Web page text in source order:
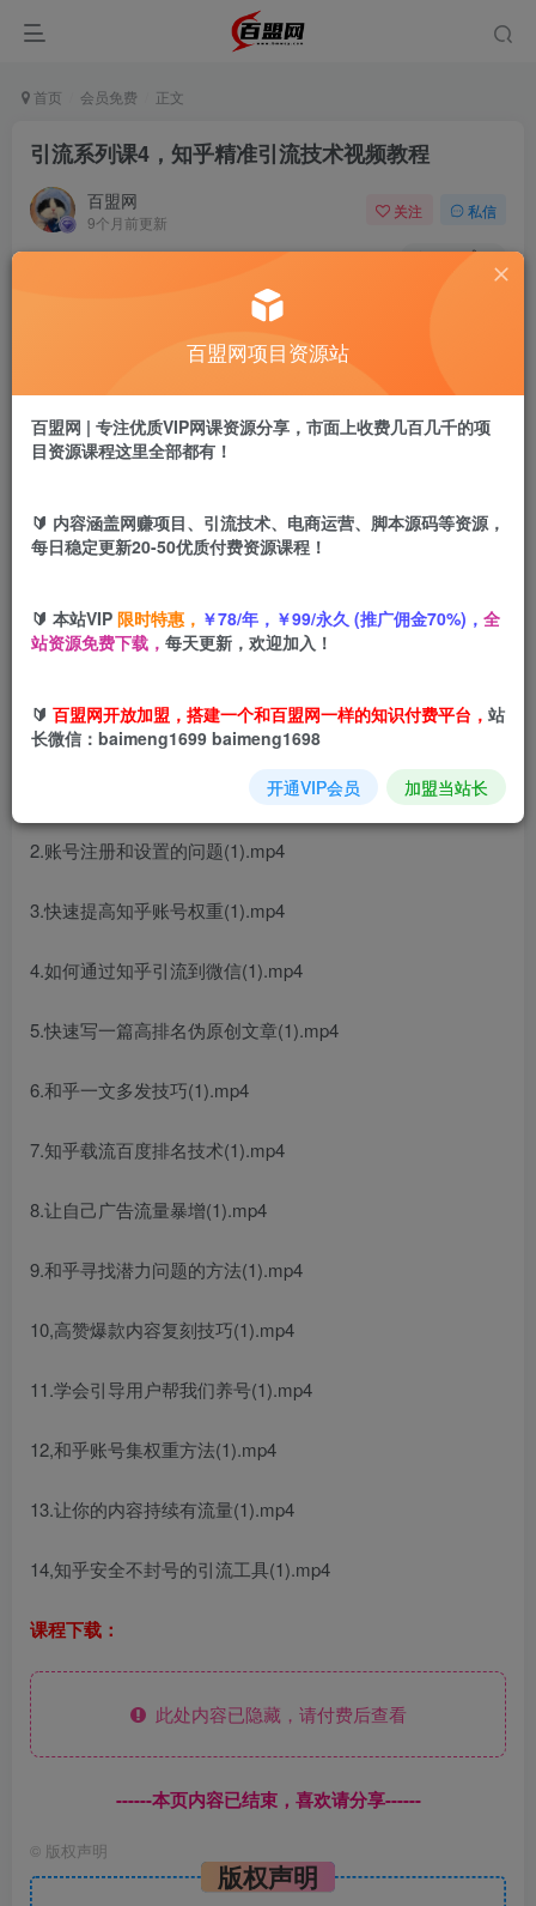
首页 会员免费 正文
引流系列课4，知乎精准引流技术视频教程
百盟网
9个月前更新
关注 私信
129 7
引流系列课4，知乎精准引流技术视频教程
此内容为付费阅读，请付费后查看
9.9
年卡会员免费
您当前未登录！建议登陆后购买，可保存购买订单
引流系列课4，知乎精准引流技术视频教程
课程内容：
2.账号注册和设置的问题(1).mp4
3.快速提高知乎账号权重(1).mp4
4.如何通过知乎引流到微信(1).mp4
5.快速写一篇高排名伪原创文章(1).mp4
6.和乎一文多发技巧(1).mp4
7.知乎载流百度排名技术(1).mp4
8.让自己广告流量暴增(1).mp4
9.和乎寻找潜力问题的方法(1).mp4
10,高赞爆款内容复刻技巧(1).mp4
11.学会引导用户帮我们养号(1).mp4
12,和乎账号集权重方法(1).mp4
13.让你的内容持续有流量(1).mp4
14,知乎安全不封号的引流工具(1).mp4
课程下载：
此处内容已隐藏，请付费后查看
------本页内容已结束，喜欢请分享------
© 版权声明
版权声明
百盟网项目资源站
百盟网 | 专注优质VIP网课资源分享，市面上收费几百几千的项
目资源课程这里全部都有！
🔰 内容涵盖网赚项目、引流技术、电商运营、脚本源码等资源，
每日稳定更新20-50优质付费资源课程！
🔰 本站VIP 限时特惠， ￥78/年，￥99/永久 (推广佣金70%)， 全
站资源免费下载， 每天更新，欢迎加入！
🔰 百盟网开放加盟，搭建一个和百盟网一样的知识付费平台， 站
长微信：baimeng1699 baimeng1698
开通VIP会员 加盟当站长